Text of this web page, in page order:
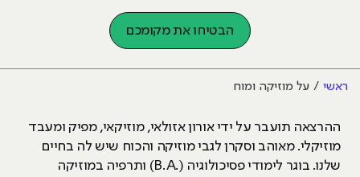
הבטיחו את מקומכם
ראשי על מוזיקה ומוח
ההרצאה תועבר על ידי אורון אזולאי, מוזיקאי, מפיק ומעבד
מוזיקלי. מאוהב וסקרן לגבי מוזיקה והכוח שיש לה בחיים
שלנו. בוגר לימודי פסיכולוגיה (.B.A) ותרפיה במוזיקה